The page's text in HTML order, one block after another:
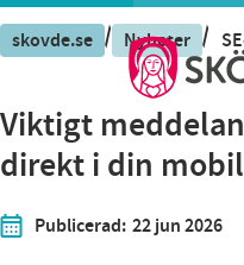
skovde.se / Nyheter /
Viktigt
direkt i din mobil
Publicerad: 22 jun 2026